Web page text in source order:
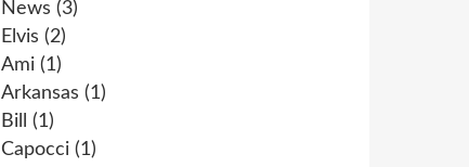
News (3)
Elvis (2)
Ami (1)
Arkansas (1)
Bill
(1)
Capocci (1)